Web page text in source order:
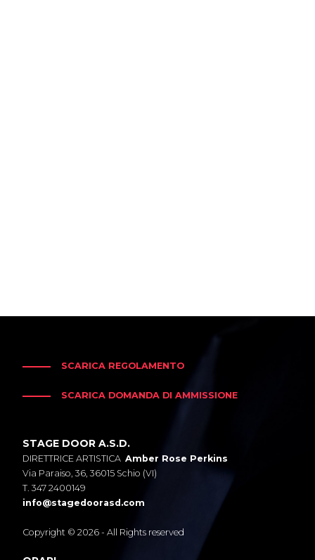
SCARICA REGOLAMENTO
SCARICA DOMANDA DI AMMISSIONE
STAGE DOOR A.S.D.
DIRETTRICE ARTISTICAAmber Rose Perkins
Via Paraiso, 36, 36015 Schio (VI)
T. 347 2400149
info@stagedoorasd.com
Copyright © 2026 - All Rights reserved